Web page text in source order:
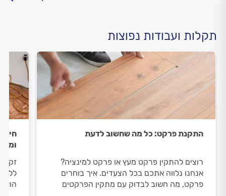
תקלות ועבודות נפוצות
התקנת פרקט: כל מה שחשוב לדעת
רוצים להתקין פרקט מעץ או פרקט למינציה?
אנחנו נלווה אתכם בכל הצעדים. איך בוחרים
פרקט, מה חשוב לבדוק עם מתקין הפרקטים
ומה
הוא